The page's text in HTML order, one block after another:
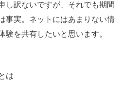
し訳ないですが、それでも期間
事実。ネットにはあまりない情
験を共有したいと思います。
は